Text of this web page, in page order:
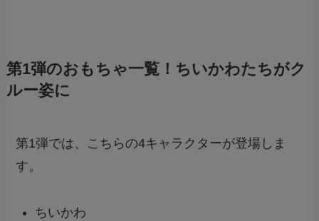
第1弾のおもちゃ一覧！ちいかわたちがク
ルー姿に
第1弾では、こちらの4キャラクターが登場しま
す。
ちいかわ